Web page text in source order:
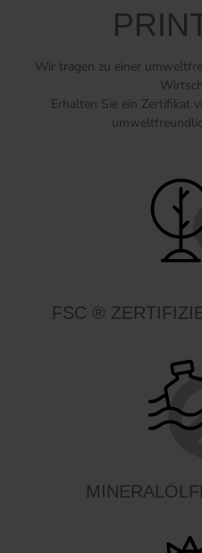
Wir tragen zu einer
Erhalten Sie ein Zertifikat
FSC ®